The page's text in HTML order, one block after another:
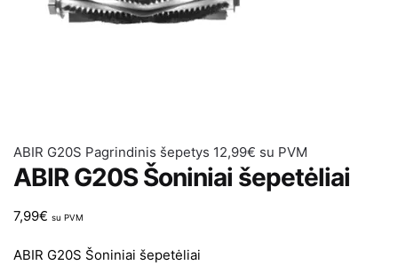
ABIR G20S Pagrindinis šepetys 12,99€ su PVM
ABIR G20S Šoniniai šepetėliai
7,99€ su PVM
ABIR G20S Šoniniai šepetėliai